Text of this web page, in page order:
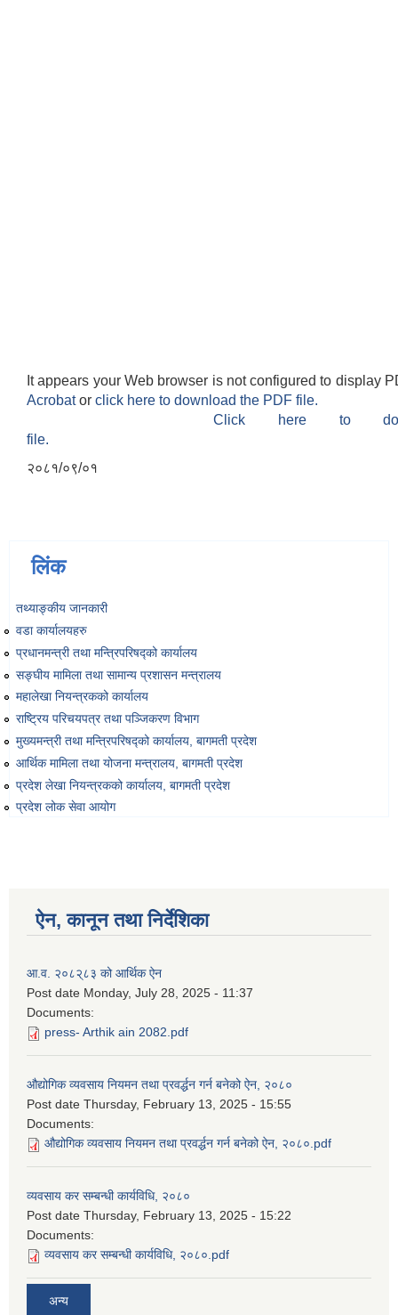
It appears your Web browser is not configured to display
Acrobator click here to download the PDF file.
Click here to
file.
२०८१/०९/०१
लिंक
तथ्याङ्‍कीय जानकारी
वडा कार्यालयहरु
प्रधानमन्त्री तथा मन्त्रिपरिषद्को कार्यालय
सङ्‍घीय मामिला तथा सामान्य प्रशासन मन्त्रालय
महालेखा नियन्त्रकको कार्यालय
राष्ट्रिय परिचयपत्र तथा पञ्‍जिकरण विभाग
मुख्यमन्त्री तथा मन्त्रिपरिषद्को कार्यालय, बागमती प्रदेश
आर्थिक मामिला तथा योजना मन्त्रालय, बागमती प्रदेश
प्रदेश लेखा नियन्त्रकको कार्यालय, बागमती प्रदेश
प्रदेश लोक सेवा आयोग
ऐन, कानून तथा निर्देशिका
आ.व. २०८२्८३ को आर्थिक ऐन
Post date Monday, July 28, 2025 - 11:37
Documents:
press- Arthik ain 2082.pdf
औद्योगिक व्यवसाय नियमन तथा प्रवर्द्धन गर्न बनेको ऐन, २०८०
Post date Thursday, February 13, 2025 - 15:55
Documents:
औद्योगिक व्यवसाय नियमन तथा प्रवर्द्धन गर्न बनेको ऐन, २०८०.pdf
व्यवसाय कर सम्बन्धी कार्यविधि, २०८०
Post date Thursday, February 13, 2025 - 15:22
Documents:
व्यवसाय कर सम्बन्धी कार्यविधि, २०८०.pdf
अन्य